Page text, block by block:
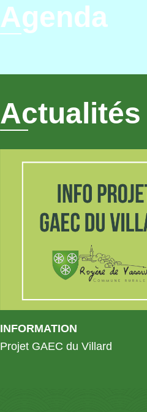
Agenda
Actualités
INFORMATION
Projet GAEC du Villard